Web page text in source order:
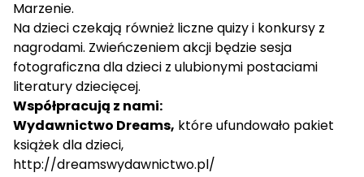
Marzenie.
Na dzieci czekają również liczne quizy i konkursy z
nagrodami. Zwieńczeniem akcji będzie sesja
fotograficzna dla dzieci z ulubionymi postaciami
literatury dziecięcej.
Współpracują z nami:
Wydawnictwo Dreams, które ufundowało pakiet
książek dla dzieci,
http://dreamswydawnictwo.pl/